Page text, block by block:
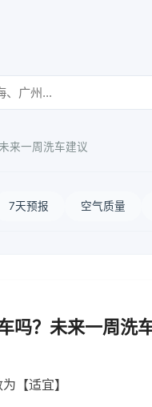
来一周洗车建议
7天预报 空气质量
吗？未来一周洗
【适宜】